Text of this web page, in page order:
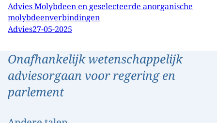
Advies Molybdeen en geselecteerde anorganische
molybdeenverbindingen
Advies27-05-2025
Onafhankelijk wetenschappelijk
adviesorgaan voor regering en
parlement